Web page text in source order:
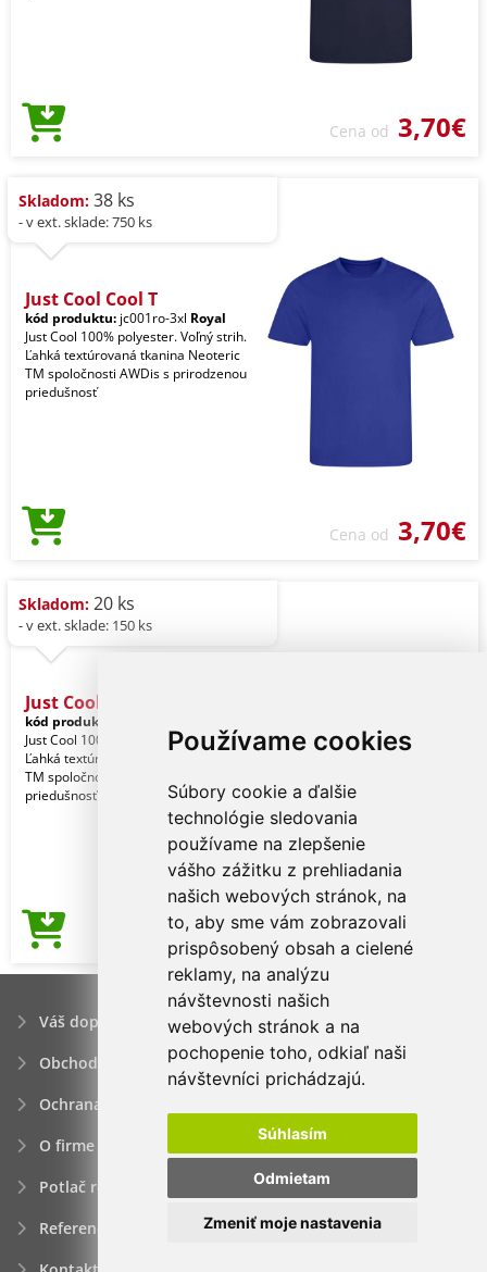
Používame cookies
Súbory cookie a ďalšie
technológie sledovania
používame na zlepšenie
vášho zážitku z prehliadania
našich webových stránok, na
to, aby sme vám zobrazovali
prispôsobený obsah a cielené
reklamy, na analýzu
návštevnosti našich
webových stránok a na
pochopenie toho, odkiaľ naši
návštevníci prichádzajú.
Súhlasím
Odmietam
Zmeniť moje nastavenia
Cena od 3,70€
Skladom: 38 ks
- v ext. sklade: 750 ks
Just Cool Cool T
kód produktu: jc001ro-3xl Royal
Just Cool 100% polyester. Voľný strih.
Ľahká textúrovaná tkanina Neoteric
TM spoločnosti AWDis s prirodzenou
priedušnosť
Cena od 3,70€
Skladom: 20 ks
- v ext. sklade: 150 ks
Just Cool Cool T
kód produktu:
Just Cool 100% polyester. Voľný strih.
Ľahká textúrovaná tkanina Neoteric
TM spoločnosti AWDis s prirodzenou
priedušnosť
Cena od 3,70€
Váš dopyt
Obchodné podmienky
Ochrana osobných údajov
O firme
Potlač reklamných predmetov
Referencie